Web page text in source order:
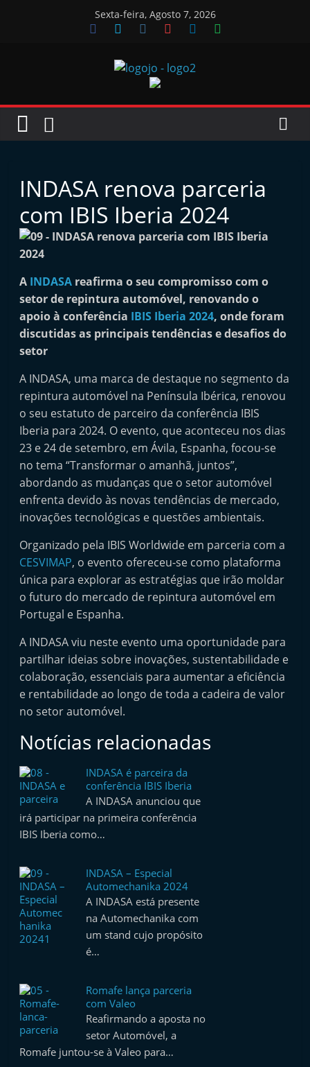
Sexta-feira, Agosto 7, 2026
Jornal
o
r
a
l
i
n
e
p
e
n
d
e
n
t
d
A
f
e
m
a
k
e
t
A
u
m
ó
v
e
m
P
o
r
INDASA renova parceria
com IBIS Iberia 2024
A INDASA reafirma o seu compromisso com o
setor de repintura automóvel, renovando o
apoio à conferência IBIS Iberia 2024, onde foram
discutidas as principais tendências e desafios do
setor
A INDASA, uma marca de destaque no segmento da
repintura automóvel na Península Ibérica, renovou
o seu estatuto de parceiro da conferência IBIS
Iberia para 2024. O evento, que aconteceu nos dias
23 e 24 de setembro, em Ávila, Espanha, focou-se
no tema “Transformar o amanhã, juntos”,
abordando as mudanças que o setor automóvel
enfrenta devido às novas tendências de mercado,
inovações tecnológicas e questões ambientais.
Organizado pela IBIS Worldwide em parceria com a
CESVIMAP, o evento ofereceu-se como plataforma
única para explorar as estratégias que irão moldar
o futuro do mercado de repintura automóvel em
Portugal e Espanha.
A INDASA viu neste evento uma oportunidade para
partilhar ideias sobre inovações, sustentabilidade e
colaboração, essenciais para aumentar a eficiência
e rentabilidade ao longo de toda a cadeira de valor
no setor automóvel.
Notícias relacionadas
INDASA é parceira da
conferência IBIS Iberia
A INDASA anunciou que
irá participar na primeira conferência
IBIS Iberia como…
INDASA – Especial
Automechanika 2024
A INDASA está presente
na Automechanika com
um stand cujo propósito
é…
Romafe lança parceria
com Valeo
Reafirmando a aposta no
setor Automóvel, a
Romafe juntou-se à Valeo para…